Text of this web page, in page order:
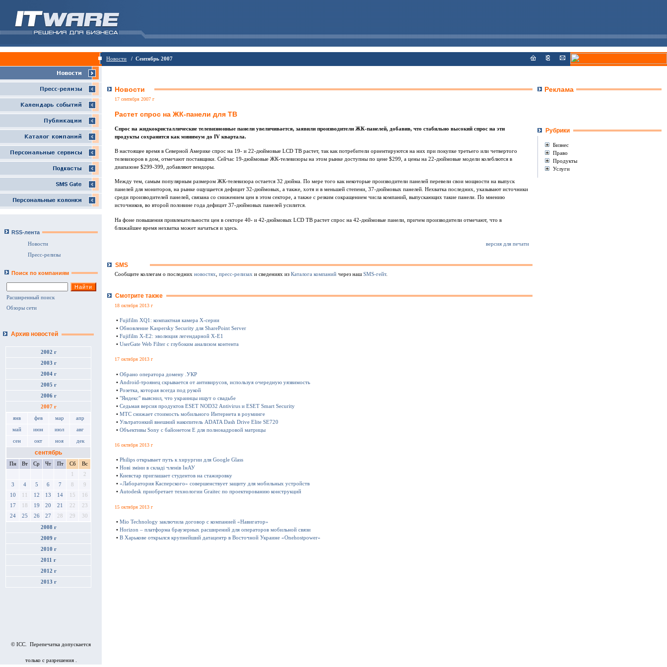
Новости / Сентябрь 2007
RSS-лента
Новости
Пресс-релизы
Поиск по компаниям
Расширенный поиск
Обзоры сети
Архив новостей
2002 г
2003 г
2004 г
2005 г
2006 г
2007 г
янв фев мар апр
май июн июл авг
сен окт ноя дек
сентябрь
Пн Вт Ср Чт Пт Сб
Вс
1
2
3
4 5 6 7 8
9
10
11 12 13 14 15
16
17
18 19 20 21 22
23
24
25 26 27 28 29 30
2008 г
2009 г
2010 г
2011 г
2012 г
2013 г
© ICC. Перепечатка допускается
только с разрешения .
Новости
17 сентября 2007 г
Растет спрос на ЖК-панели для ТВ
Спрос на жидкокристаллические телевизионные панели увеличивается, заявили производители ЖК-панелей, добавив, что стабильно высокий спрос на эти
продукты сохранится как минимум до IV квартала.
В настоящее время в Северной Америке спрос на 19- и 22-дюймовые LCD ТВ растет, так как потребители ориентируются на них при покупке третьего или четвертого
телевизоров в дом, отмечают поставщики. Сейчас 19-дюймовые ЖК-телевизоры на этом рынке доступны по цене $299, а цены на 22-дюймовые модели колеблются в
диапазоне $299-399, добавляют вендоры.
Между тем, самым популярным размером ЖК-телевизора остается 32 дюйма. По мере того как некоторые производители панелей перевели свои мощности на выпуск
панелей для мониторов, на рынке ощущается дефицит 32-дюймовых, а также, хотя и в меньшей степени, 37-дюймовых панелей. Нехватка последних, указывают источники
среди производителей панелей, связана со снижением цен в этом секторе, а также с резким сокращением числа компаний, выпускающих такие панели. По мнению
источников, во второй половине года дефицит 37-дюймовых панелей усилится.
На фоне повышения привлекательности цен в секторе 40- и 42-дюймовых LCD ТВ растет спрос на 42-дюймовые панели, причем производители отмечают, что в
ближайшее время нехватка может начаться и здесь.
версия для печати
SMS
Сообщите коллегам о последних новостях, пресс-релизах и сведениях из Каталога компаний через нашSMS-гейт.
Смотрите также
18 октября 2013 г
• Fujifilm XQ1: компактная камера Х-серии
• Обновление Kaspersky Security для SharePoint Server
• Fujifilm X-E2: эволюция легендарной X-E1
• UserGate Web Filter с глубоким анализом контента
17 октября 2013 г
• Обрано оператора домену .УКР
• Android-троянец скрывается от антивирусов, используя очередную уязвимость
• Розетка, которая всегда под рукой
• "Яндекс" выяснил, что украинцы ищут о свадьбе
• Седьмая версия продуктов ESET NOD32 Antivirus и ESET Smart Security
• МТС снижает стоимость мобильного Интернета в роуминге
• Ультратонкий внешний накопитель ADATA Dash Drive Elite SE720
• Объективы Sony с байонетом E для полнокадровой матрицы
16 октября 2013 г
• Philips открывает путь к хирургии для Google Glass
• Нові зміни в складі членів ІнАУ
• Киевстар приглашает студентов на стажировку
• «Лаборатория Касперского» совершенствует защиту для мобильных устройств
• Autodesk приобретает технологии Graitec по проектированию конструкций
15 октября 2013 г
• Mio Technology заключила договор с компанией «Навигатор»
• Horizon – платформа браузерных расширений для операторов мобильной связи
• В Харькове открылся крупнейший датацентр в Восточной Украине «Onehostpower»
Реклама
Рубрики
Бизнес
Право
Продукты
Услуги